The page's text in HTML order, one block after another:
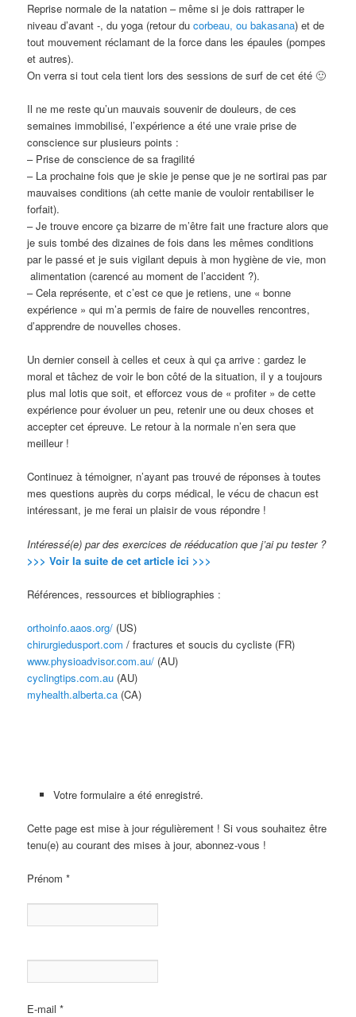
Reprise normale de la natation – même si je dois rattraper le
niveau d’avant -, du yoga (retour ducorbeau, ou bakasana) et de
tout mouvement réclamant de la force dans les épaules (pompes
et autres).
On verra si tout cela tient lors des sessions de surf de cet été 🙂
Il ne me reste qu’un mauvais souvenir de douleurs, de ces
semaines immobilisé, l’expérience a été une vraie prise de
conscience sur plusieurs points :
– Prise de conscience de sa fragilité
– La prochaine fois que je skie je pense que je ne sortirai pas par
mauvaises conditions (ah cette manie de vouloir rentabiliser le
forfait).
– Je trouve encore ça bizarre de m’être fait une fracture alors que
je suis tombé des dizaines de fois dans les mêmes conditions
par le passé et je suis vigilant depuis à mon hygiène de vie, mon
alimentation (carencé au moment de l’accident ?).
– Cela représente, et c’est ce que je retiens, une « bonne
expérience » qui m’a permis de faire de nouvelles rencontres,
d’apprendre de nouvelles choses.
Un dernier conseil à celles et ceux à qui ça arrive : gardez le
moral et tâchez de voir le bon côté de la situation, il y a toujours
plus mal lotis que soit, et efforcez vous de « profiter » de cette
expérience pour évoluer un peu, retenir une ou deux choses et
accepter cet épreuve. Le retour à la normale n’en sera que
meilleur !
Continuez à témoigner, n’ayant pas trouvé de réponses à toutes
mes questions auprès du corps médical, le vécu de chacun est
intéressant, je me ferai un plaisir de vous répondre !
Intéressé(e) par des exercices de rééducation que j’ai pu tester ?
>>> Voir la suite de cet article ici >>>
Références, ressources et bibliographies :
orthoinfo.aaos.org/ (US)
chirurgiedusport.com / fractures et soucis du cycliste (FR)
www.physioadvisor.com.au/ (AU)
cyclingtips.com.au (AU)
myhealth.alberta.ca (CA)
Votre formulaire a été enregistré.
Cette page est mise à jour régulièrement ! Si vous souhaitez être
tenu(e) au courant des mises à jour, abonnez-vous !
Prénom*
E-mail*